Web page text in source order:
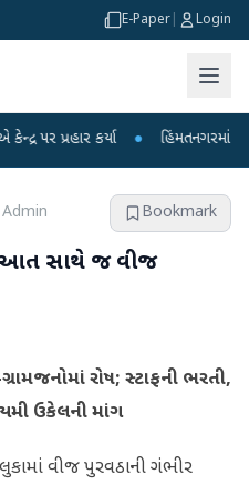
E-Paper Login
કર્યા ● હિંમતનગરમાં રહસ્યમય
Bookmark
સાથે જ વીજ
રોષ; સ્ટાફની ભરતી,
ઉકેલની માંગ
વીજ પુરવઠાની ગંભીર